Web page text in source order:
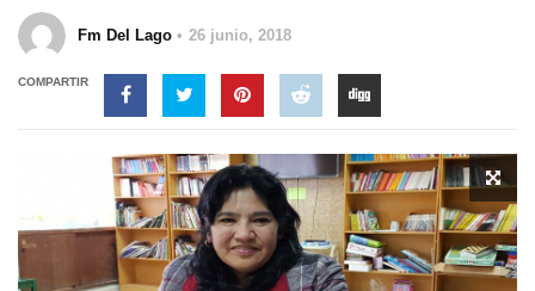
Fm Del Lago 26 junio, 2018
COMPARTIR